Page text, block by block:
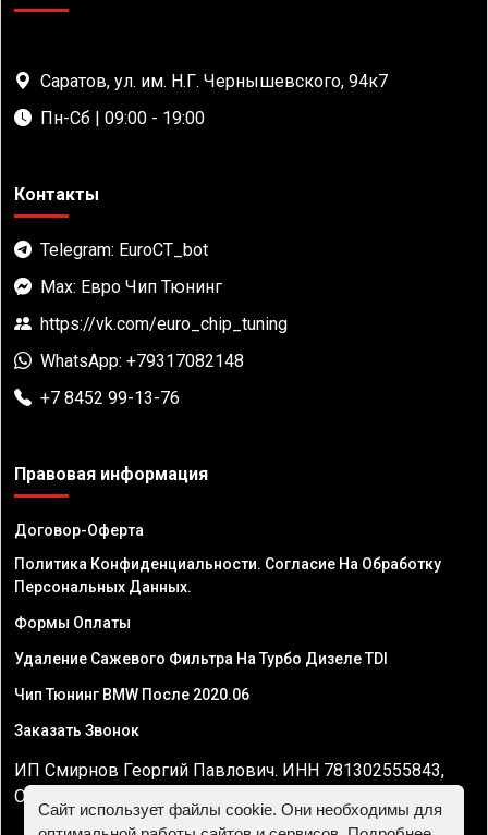
Саратов, ул. им. Н.Г. Чернышевского, 94к7
Пн-Сб | 09:00 - 19:00
Контакты
Telegram: EuroCT_bot
Max: Евро Чип Тюнинг
https://vk.com/euro_chip_tuning
WhatsApp: +79317082148
+7 8452 99-13-76
Правовая информация
Договор-Оферта
Политика Конфиденциальности. Согласие На Обработку
Персональных Данных.
Формы Оплаты
Удаление Сажевого Фильтра На Турбо Дизеле TDI
Чип Тюнинг BMW После 2020.06
Заказать Звонок
ИП Смирнов Георгий Павлович. ИНН 781302555843,
ОГРНИП 324470400032610
Сайт использует файлы cookie. Они необходимы для